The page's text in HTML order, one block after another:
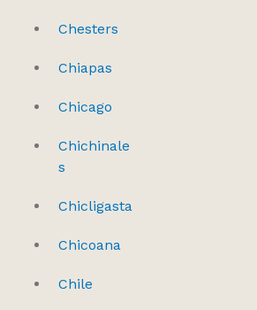
Chesters
Chiapas
Chicago
Chichinale
s
Chicligasta
Chicoana
Chile